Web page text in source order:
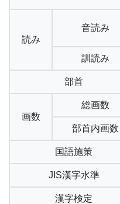
読み
音読み
訓読み
部首
画数
総画数
部首内画数
国語施策
JIS漢字水準
漢字検定